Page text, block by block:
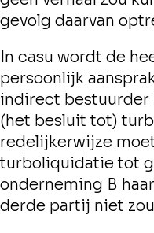
gevolg daarvan
In casu wordt de
persoonlijk
indirect bestuurder
(het besluit tot)
redelijkerwijze
turboliquidatie tot
onderneming B
derde partij niet